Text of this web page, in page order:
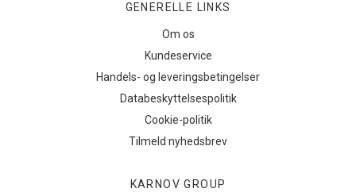
GENERELLE LINKS
Om os
Kundeservice
Handels- og leveringsbetingelser
Databeskyttelsespolitik
Cookie-politik
Tilmeld nyhedsbrev
KARNOV GROUP